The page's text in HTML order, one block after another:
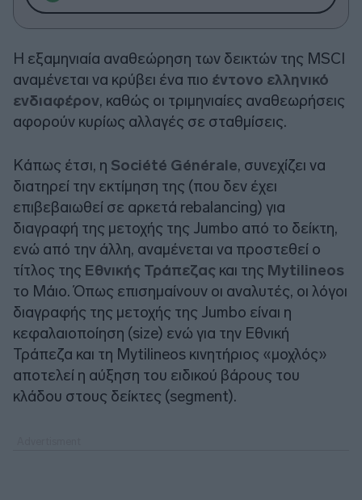
Η εξαμηνιαία αναθεώρηση των δεικτών της MSCI
αναμένεται να κρύβει ένα πιο έντονο ελληνικό
ενδιαφέρον, καθώς οι τριμηνιαίες αναθεωρήσεις
αφορούν κυρίως αλλαγές σε σταθμίσεις.
Κάπως έτσι, η Société Générale, συνεχίζει να
διατηρεί την εκτίμηση της (που δεν έχει
επιβεβαιωθεί σε αρκετά rebalancing) για
διαγραφή της μετοχής της Jumbo από το δείκτη,
ενώ από την άλλη, αναμένεται να προστεθεί ο
τίτλος της Εθνικής Τράπεζας και της Mytilineos
το Μάιο. Όπως επισημαίνουν οι αναλυτές, οι λόγοι
διαγραφής της μετοχής της Jumbo είναι η
κεφαλαιοποίηση (size) ενώ για την Εθνική
Τράπεζα και τη Mytilineos κινητήριος «μοχλός»
αποτελεί η αύξηση του ειδικού βάρους του
κλάδου στους δείκτες (segment).